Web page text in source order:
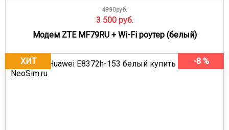
4990руб.
3 500 руб.
Модем ZTE MF79RU + Wi-Fi роутер (белый)
-8 %
ХИТ